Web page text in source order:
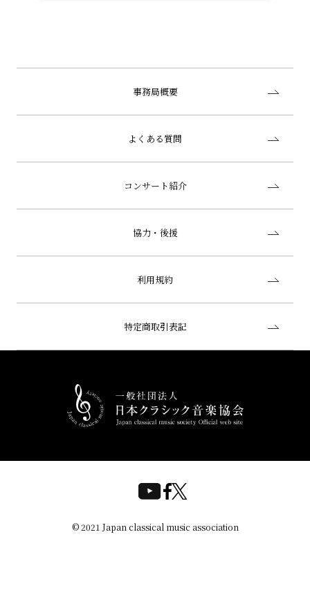
事務局概要
よくある質問
コンサート紹介
協力・後援
利用規約
特定商取引表記
© 2021 Japan classical music association